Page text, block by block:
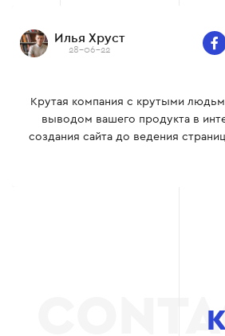
Сергей Яцышен
28-06-22
Индивидуальные и оригинальные,
мощные – команда
делать и как. было очень приятно